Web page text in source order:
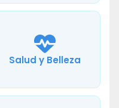
Salud y Belleza